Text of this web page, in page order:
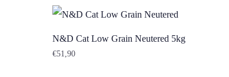
N&D Cat Low Grain Neutered 5kg
€51,90